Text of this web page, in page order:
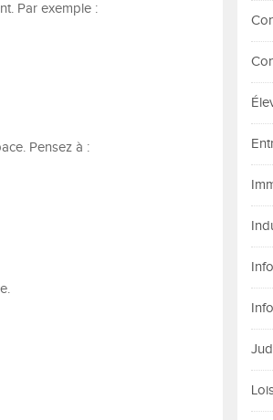
Par exemple :
Pensez à :